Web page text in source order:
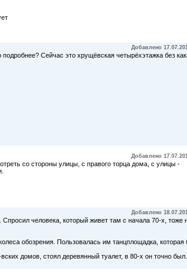
Добавлено
Сейчас это хрущёвская четырёхэтажка без
Добавлено
со стороны улицы, с правого торца дома, с улицы -
Добавлено
человека, который живет там с начала 70-х, тоже
обозрения. Пользовалась им танцплощадка, которая
домов, стоял деревянный туалет, в 80-х он точно был.